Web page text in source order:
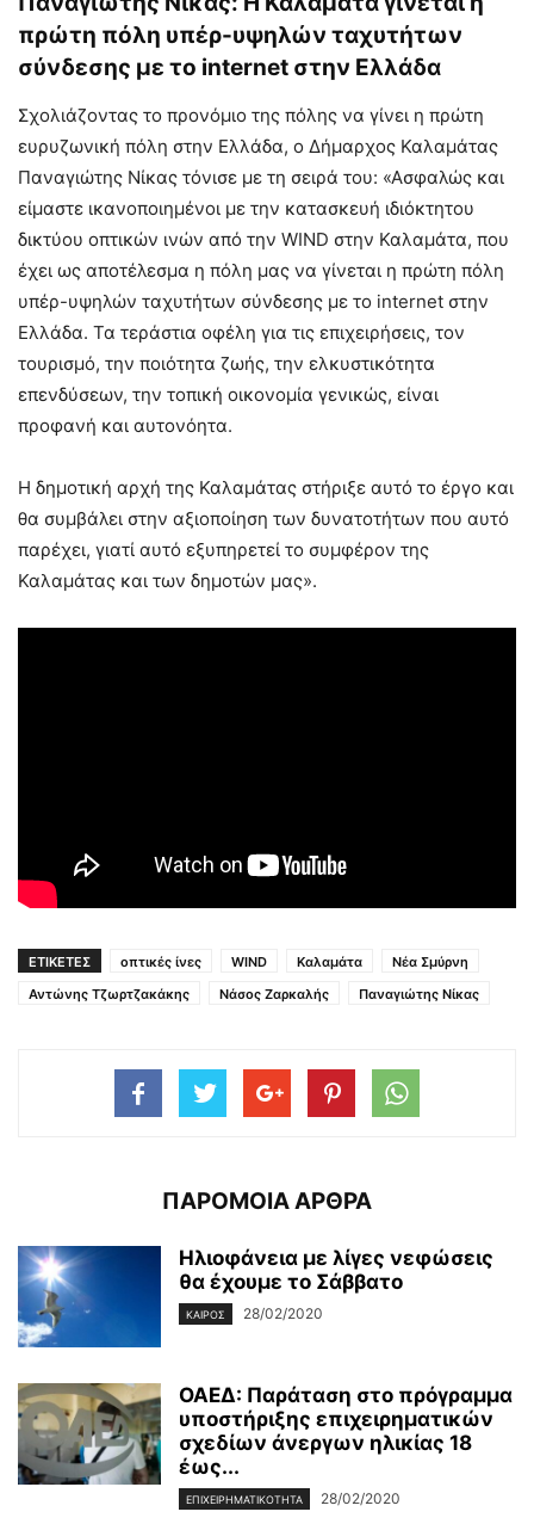
πρώτη πόλη υπέρ-υψηλών ταχυτήτων
σύνδεσης με το internet στην Ελλάδα
Σχολιάζοντας το προνόμιο της πόλης να γίνει η πρώτη
ευρυζωνική πόλη στην Ελλάδα, ο Δήμαρχος Καλαμάτας
Παναγιώτης Νίκας τόνισε με τη σειρά του: «Ασφαλώς και
είμαστε ικανοποιημένοι με την κατασκευή ιδιόκτητου
δικτύου οπτικών ινών από την WIND στην Καλαμάτα, που
έχει ως αποτέλεσμα η πόλη μας να γίνεται η πρώτη πόλη
υπέρ-υψηλών ταχυτήτων σύνδεσης με το internet στην
Ελλάδα. Τα τεράστια οφέλη για τις επιχειρήσεις, τον
τουρισμό, την ποιότητα ζωής, την ελκυστικότητα
επενδύσεων, την τοπική οικονομία γενικώς, είναι
προφανή και αυτονόητα.
Η δημοτική αρχή της Καλαμάτας στήριξε αυτό το έργο και
θα συμβάλει στην αξιοποίηση των δυνατοτήτων που αυτό
παρέχει, γιατί αυτό εξυπηρετεί το συμφέρον της
Καλαμάτας και των δημοτών μας».
ΕΤΙΚΕΤΕΣ οπτικές ίνες WIND Καλαμάτα
Νέα Σμύρνη
Αντώνης Τζωρτζακάκης
Νάσος Ζαρκαλής Παναγιώτης Νίκας
ΠΑΡΟΜΟΙΑ ΑΡΘΡΑ
Ηλιοφάνεια με λίγες νεφώσεις
θα έχουμε το Σάββατο
ΚΑΙΡΌΣ 28/02/2020
ΟΑΕΔ: Παράταση στο πρόγραμμα
υποστήριξης επιχειρηματικών
σχεδίων άνεργων ηλικίας 18
έως...
ΕΠΙΧΕΙΡΗΜΑΤΙΚΌΤΗΤΑ 28/02/2020